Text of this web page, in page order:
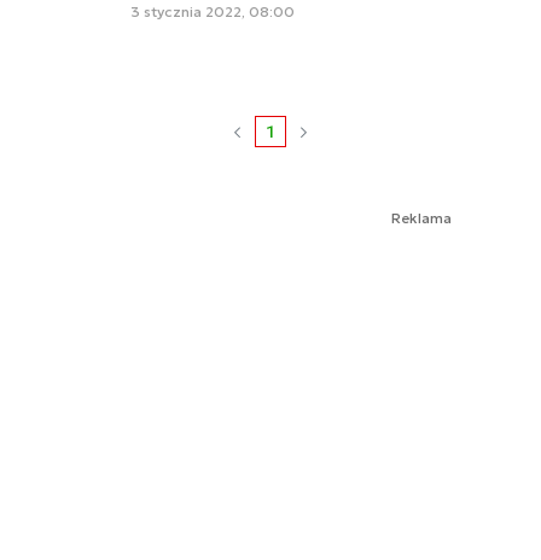
3 stycznia 2022, 08:00
1
Reklama